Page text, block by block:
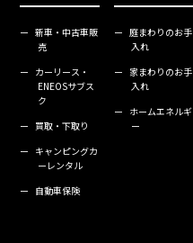
ー 新車・中古車販
売
ー カーリース・
ENEOSサブス
ク
ー 買取・下取り
ー キャンピングカ
ーレンタル
ー 自動車保険
ー 庭まわりのお手
入れ
ー 家まわりのお手
入れ
ー ホームエネルギ
ー